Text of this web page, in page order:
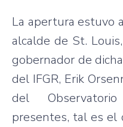
La apertura estuvo
alcalde de St.
gobernador de
del IFGR, Erik
del
presentes, tal es el